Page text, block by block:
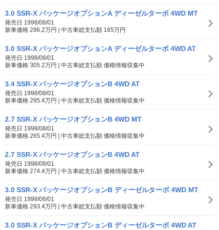
3.0 SSR-X パッケージオプションA ディーゼルターボ 4WD MT
発売日 1998/08/01
新車価格 296.2万円 | 中古車総支払額 165万円
3.0 SSR-X パッケージオプションA ディーゼルターボ 4WD AT
発売日 1998/08/01
新車価格 305.2万円 | 中古車総支払額 価格情報収集中
3.4 SSR-X パッケージオプションB 4WD AT
発売日 1998/08/01
新車価格 295.4万円 | 中古車総支払額 価格情報収集中
2.7 SSR-X パッケージオプションB 4WD MT
発売日 1998/08/01
新車価格 265.4万円 | 中古車総支払額 価格情報収集中
2.7 SSR-X パッケージオプションB 4WD AT
発売日 1998/08/01
新車価格 274.4万円 | 中古車総支払額 価格情報収集中
3.0 SSR-X パッケージオプションB ディーゼルターボ 4WD MT
発売日 1998/08/01
新車価格 293.4万円 | 中古車総支払額 価格情報収集中
3.0 SSR-X パッケージオプションB ディーゼルターボ 4WD AT